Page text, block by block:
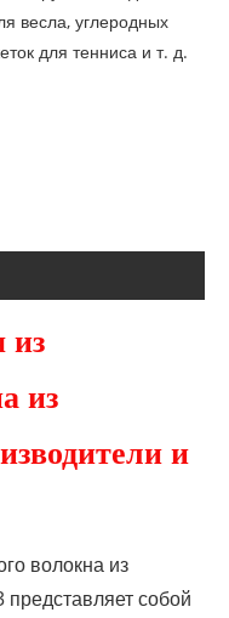
весла, углеродных
для тенниса и т. д.
из
из
и
волокна из
представляет собой